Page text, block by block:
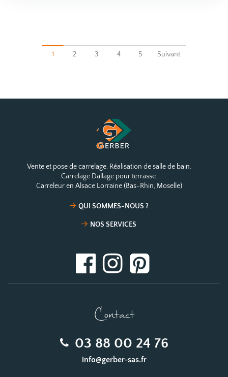
1 2 3 4 5 Suivant
Vente et pose de carrelage. Réalisation de salle de bain.
Carrelage Dallage pour terrasse.
Carreleur en Alsace Lorraine (Bas-Rhin, Moselle)
QUI SOMMES-NOUS ?
NOS SERVICES
Contact
03 88 00 24 76
info@gerber-sas.fr